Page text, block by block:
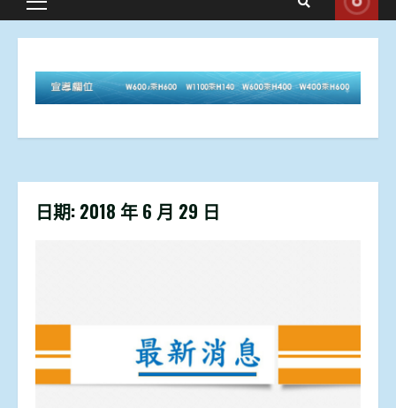
Primary
日期: 2018 年 6 月 29 日